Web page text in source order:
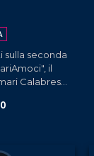
sulla seconda
il
Calabresi